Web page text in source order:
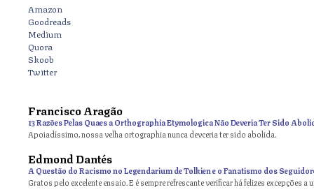
Amazon
Goodreads
Medium
Quora
Skoob
Twitter
Francisco Aragão
13 Razões Pelas Quaes a Orthographia Etymologica Não Deveria Ter Sido
Apoiadíssimo, nossa velha ortographia nunca devceria ter sido abolida.
Edmond Dantés
A Questão do Racismo no Legendarium de Tolkien e o Fanatismo dos
Gratos pelo excelente ensaio. E é sempre refrescante verificar há felizes excepções a